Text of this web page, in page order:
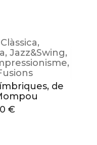
Clàssica,
,Jazz&Swing,
,
de
€